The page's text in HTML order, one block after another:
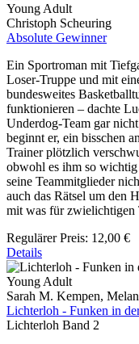
Young Adult
Christoph Scheuring
Absolute Gewinner
Ein Sportroman mit
Loser-Truppe und mit
bundesweites
funktionieren – dachte
Underdog-Team gar
beginnt er, ein bisschen
Trainer plötzlich
obwohl es ihm so wichtig
seine Teammitglieder
auch das Rätsel um den
mit was für zwielichtigen
Regulärer Preis: 12,00 €
Details
Young Adult
Sarah M. Kempen,
Lichterloh - Funken in
Lichterloh Band 2